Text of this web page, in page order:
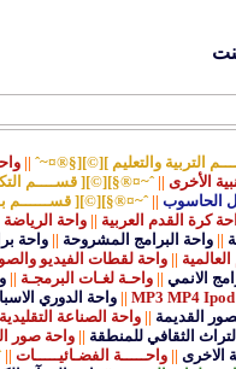
التربية والتعليم ][©][§®¤~ˆ ||
الأخرى || ˆ~¤®§][©][ قســــم
الحاسوب ||ˆ~¤®§][©][ قســــــم
كرة القدم العربية || واحة الرياضة
|| واحة البرامج المشروحة || واحة
|| واحة لقطات الفيديو
الانمي || واحـة لغـات البرمجـة ||
|| واحة الدوري
القديمة ||واحة الصناعة التقليدية
الثقافي للمنطقة ||واحة صور
الاخرى || واحـــــة الفضـائيـــــات ||